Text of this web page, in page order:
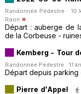
Randonnée Pédestre · 10
Raon
Départ : auberge de
de la Corbeuse -
Kemberg - Tour
Randonnée Pédestre · 11
Départ depuis parking
Pierre d'Appel